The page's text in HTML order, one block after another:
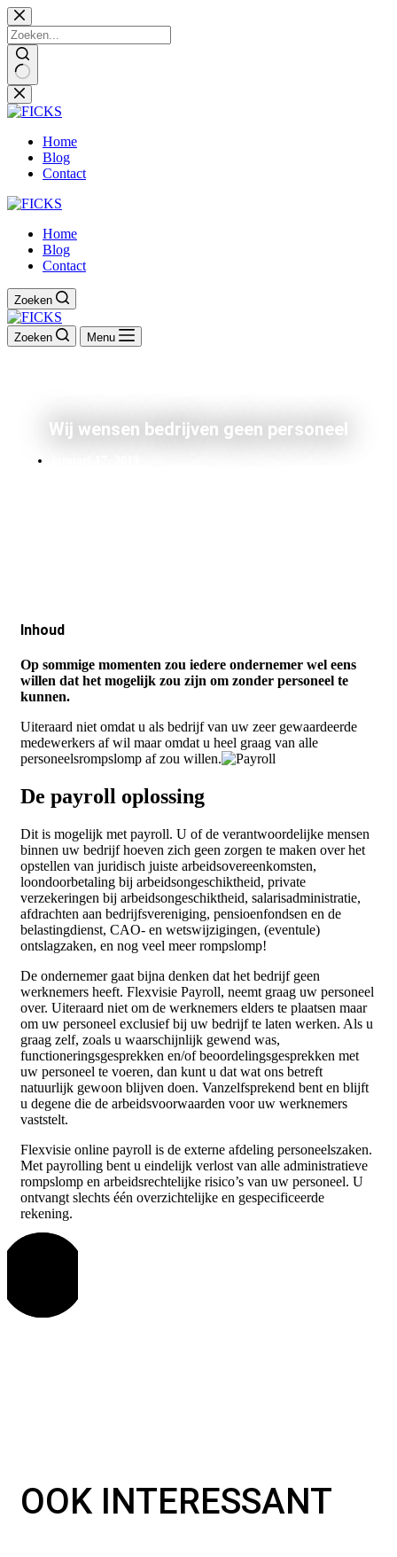
Ga
naar
de
inhoud
Home
Blog
Contact
Home
Blog
Contact
Zoeken
Zoeken Menu
Wij wensen bedrijven geen personeel
Inhoud
Op sommige momenten zou iedere ondernemer wel eens
willen dat het mogelijk zou zijn om zonder personeel te
kunnen.
Uiteraard niet omdat u als bedrijf van uw zeer gewaardeerde
medewerkers af wil maar omdat u heel graag van alle
personeelsrompslomp af zou willen.
De payroll oplossing
Dit is mogelijk met payroll. U of de verantwoordelijke mensen
binnen uw bedrijf hoeven zich geen zorgen te maken over het
opstellen van juridisch juiste arbeidsovereenkomsten,
loondoorbetaling bij arbeidsongeschiktheid, private
verzekeringen bij arbeidsongeschiktheid, salarisadministratie,
afdrachten aan bedrijfsvereniging, pensioenfondsen en de
belastingdienst, CAO- en wetswijzigingen, (eventule)
ontslagzaken, en nog veel meer rompslomp!
De ondernemer gaat bijna denken dat het bedrijf geen
werknemers heeft. Flexvisie Payroll, neemt graag uw personeel
over. Uiteraard niet om de werknemers elders te plaatsen maar
om uw personeel exclusief bij uw bedrijf te laten werken. Als u
graag zelf, zoals u waarschijnlijk gewend was,
functioneringsgesprekken en/of beoordelingsgesprekken met
uw personeel te voeren, dan kunt u dat wat ons betreft
natuurlijk gewoon blijven doen. Vanzelfsprekend bent en blijft
u degene die de arbeidsvoorwaarden voor uw werknemers
vaststelt.
Flexvisie online payroll is de externe afdeling personeelszaken.
Met payrolling bent u eindelijk verlost van alle administratieve
rompslomp en arbeidsrechtelijke risico’s van uw personeel. U
ontvangt slechts één overzichtelijke en gespecificeerde
rekening.
OOK INTERESSANT